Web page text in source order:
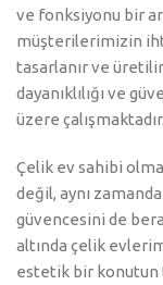
ve fonksiyonu bir
müşterilerimizin
tasarlanır ve
dayanıklılığı ve
üzere çalışmaktadır.
Çelik ev sahibi
değil, aynı
güvencesini de
altında çelik
estetik bir konutun